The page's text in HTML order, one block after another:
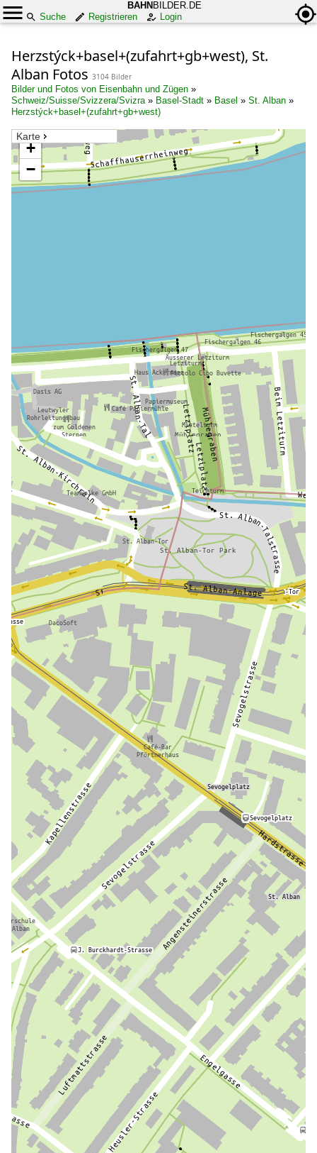
BAHN BILDER.DE
Suche
Registrieren Login
Herzstýck+basel+(zufahrt+gb+west), St.
Alban Fotos 3104 Bilder
Bilder und Fotos von Eisenbahn und Zügen »
Schweiz/Suisse/Svizzera/Svizra» Basel-Stadt » Basel » St. Alban »
Herzstýck+basel+(zufahrt+gb+west)
Karte
+
−